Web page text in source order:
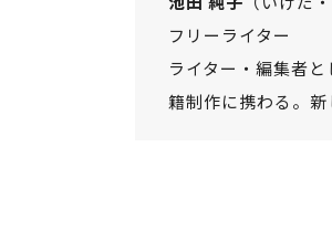
フリーライター
ライター・編集者
籍制作に携わる。